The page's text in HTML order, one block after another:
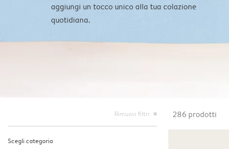
aggiungi un tocco unico alla tua colazione
quotidiana.
Scegli categoria
Rimuovi filtri close 286 prodotti